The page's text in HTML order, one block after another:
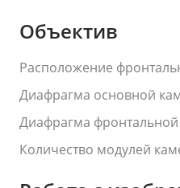
Объектив
Расположение
Диафрагма основной
Диафрагма
Количество модулей